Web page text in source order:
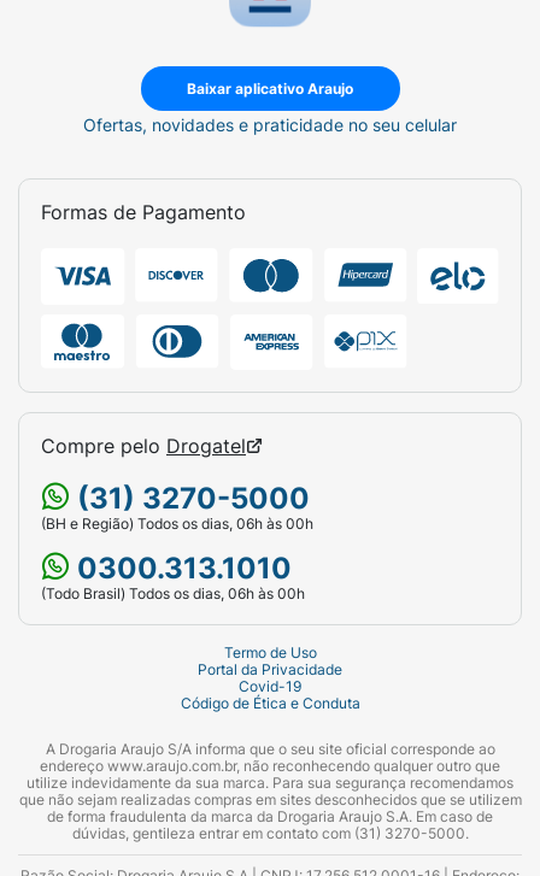
Baixar aplicativo Araujo
Ofertas, novidades e praticidade no seu celular
Formas de Pagamento
Compre pelo Drogatel
(31) 3270-5000
(BH e Região) Todos os dias, 06h às 00h
0300.313.1010
(Todo Brasil) Todos os dias, 06h às 00h
Termo de Uso
Portal da Privacidade
Covid-19
Código de Ética e Conduta
A Drogaria Araujo S/A informa que o seu site oficial corresponde ao
endereço www.araujo.com.br, não reconhecendo qualquer outro que
utilize indevidamente da sua marca. Para sua segurança recomendamos
que não sejam realizadas compras em sites desconhecidos que se utilizem
de forma fraudulenta da marca da Drogaria Araujo S.A. Em caso de
dúvidas, gentileza entrar em contato com (31) 3270-5000.